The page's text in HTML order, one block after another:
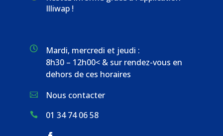
Illiwap !

Mardi, mercredi et jeudi :
8h30 – 12h00< & sur rendez-vous en
dehors de ces horaires
 Nous contacter
 01 34 74 06 58